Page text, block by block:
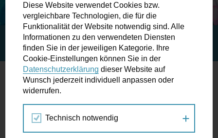
Wiener Fußwegekarte
Newsletter abonnieren
Wunschbox
der Ampel ...
STARTSEITE SPAZIERGANG KALENDER
GEBAUTE
ROLLENBILDER (VORTRAG)
11.
JUN
2025
Diese Website verwendet Cookies bzw.
vergleichbare Technologien, die für die
Funktionalität der Website notwendig sind. Alle
Informationen zu den verwendeten Diensten
finden Sie in der jeweiligen Kategorie. Ihre
Cookie-Einstellungen können Sie in der
Datenschutzerklärung dieser Website auf
Wunsch jederzeit individuell anpassen oder
widerrufen.
Technisch notwendig